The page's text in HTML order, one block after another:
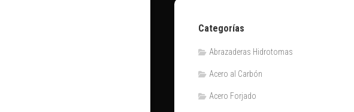
Categorías
Abrazaderas Hidrotomas
Acero al Carbón
Acero Forjado